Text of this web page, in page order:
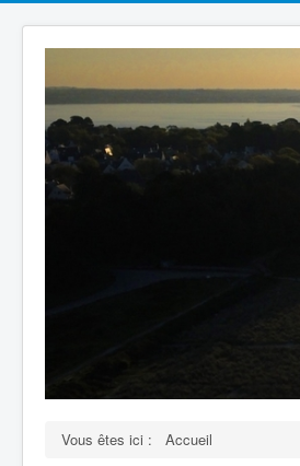
Vous êtes ici : Accueil